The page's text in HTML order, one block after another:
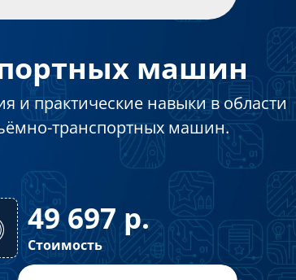
машин
и практические навыки в области
транспортных машин.
49 697р.
Стоимость